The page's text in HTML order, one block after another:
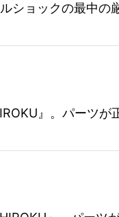
ショックの最中の
』。パーツ